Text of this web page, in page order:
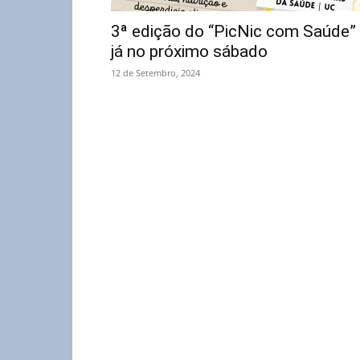
3ª edição do “PicNic com Saúde”
já no próximo sábado
12 de Setembro, 2024